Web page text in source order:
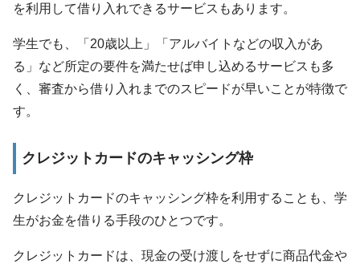
を利用して借り入れできるサービスもあります。
学生でも、「20歳以上」「アルバイトなどの収入があ
る」など所定の要件を満たせば申し込めるサービスも多
く、審査から借り入れまでのスピードが早いことが特徴で
す。
クレジットカードのキャッシング枠
クレジットカードのキャッシング枠を利用することも、学
生がお金を借りる手段のひとつです。
クレジットカードは、現金の受け渡しをせずに商品代金や